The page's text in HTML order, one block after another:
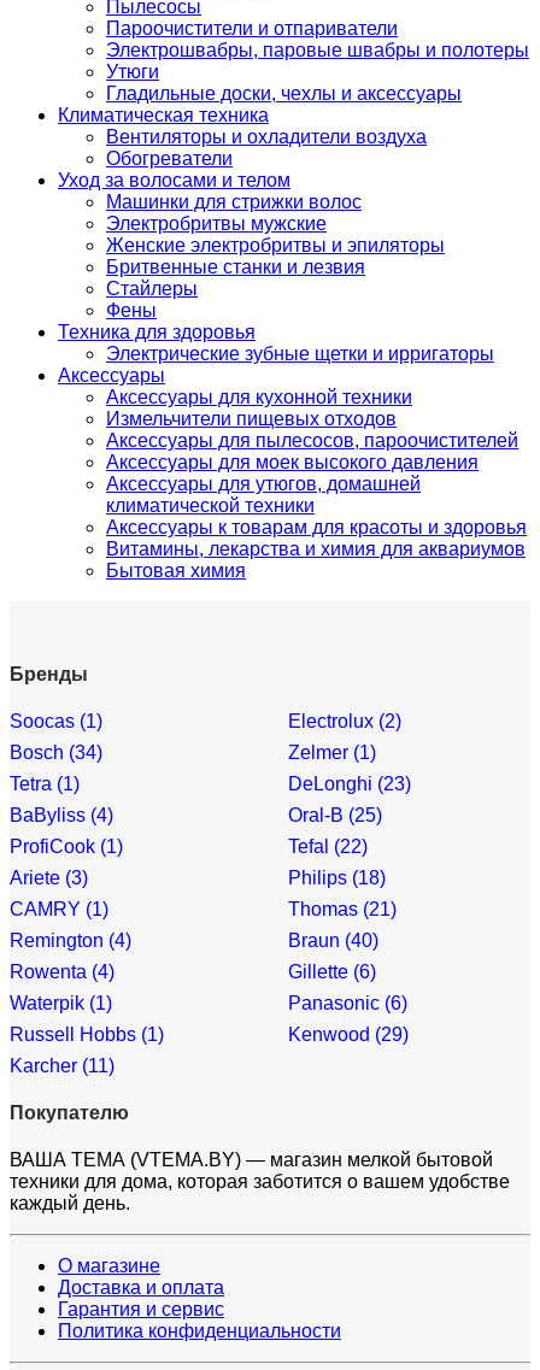
Пылесосы
Пароочистители и отпариватели
Электрошвабры, паровые швабры и полотеры
Утюги
Гладильные доски, чехлы и аксессуары
Климатическая техника
Вентиляторы и охладители воздуха
Обогреватели
Уход за волосами и телом
Машинки для стрижки волос
Электробритвы мужские
Женские электробритвы и эпиляторы
Бритвенные станки и лезвия
Стайлеры
Фены
Техника для здоровья
Электрические зубные щетки и ирригаторы
Аксессуары
Аксессуары для кухонной техники
Измельчители пищевых отходов
Аксессуары для пылесосов, пароочистителей
Аксессуары для моек высокого давления
Аксессуары для утюгов, домашней
климатической техники
Аксессуары к товарам для красоты и здоровья
Витамины, лекарства и химия для аквариумов
Бытовая химия
Бренды
Soocas (1)
Electrolux (2)
Bosch (34)
Zelmer (1)
Tetra (1)
DeLonghi (23)
BaByliss (4)
Oral-B (25)
ProfiCook (1)
Tefal (22)
Ariete (3)
Philips (18)
CAMRY (1)
Thomas (21)
Remington (4)
Braun (40)
Rowenta (4)
Gillette (6)
Waterpik (1)
Panasonic (6)
Russell Hobbs (1)
Kenwood (29)
Karcher (11)
Покупателю
ВАША ТЕМА (VTEMA.BY) — магазин мелкой бытовой
техники для дома, которая заботится о вашем удобстве
каждый день.
О магазине
Доставка и оплата
Гарантия и сервис
Политика конфиденциальности